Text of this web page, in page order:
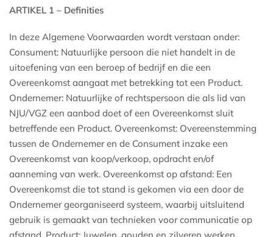
ARTIKEL 1 – Definities
In deze Algemene Voorwaarden wordt verstaan onder:
Consument: Natuurlijke persoon die niet handelt in de
uitoefening van een beroep of bedrijf en die een
Overeenkomst aangaat met betrekking tot een Product.
Ondernemer: Natuurlijke of rechtspersoon die als lid van
NJU/VGZ een aanbod doet of een Overeenkomst sluit
betreffende een Product. Overeenkomst: Overeenstemming
tussen de Ondernemer en de Consument inzake een
Overeenkomst van koop/verkoop, opdracht en/of
aanneming van werk. Overeenkomst op afstand: Een
Overeenkomst die tot stand is gekomen via een door de
Ondernemer georganiseerd systeem, waarbij uitsluitend
gebruik is gemaakt van technieken voor communicatie op